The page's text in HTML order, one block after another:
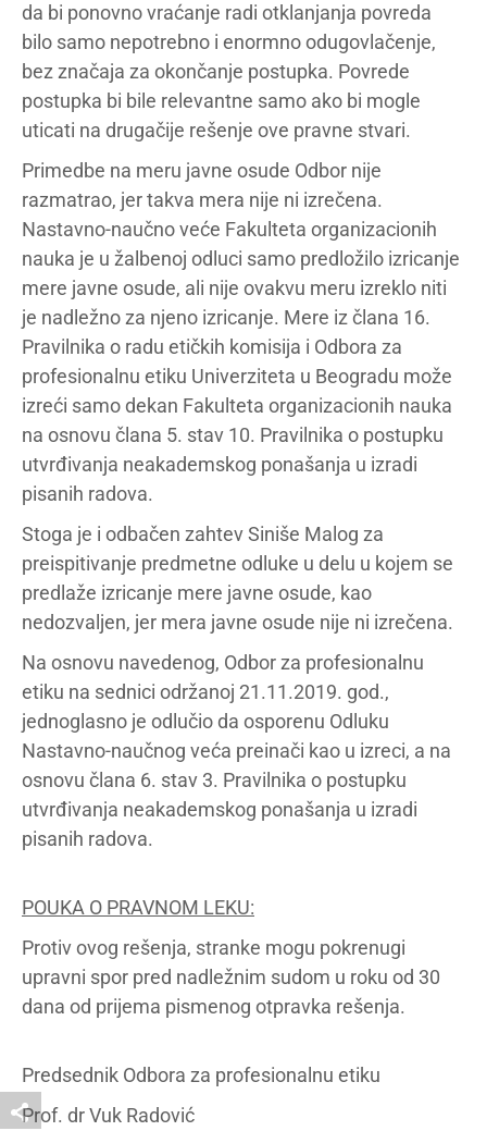
da bi ponovno vraćanje radi otklanjanja povreda
bilo samo nepotrebno i enormno odugovlačenje,
bez značaja za okončanje postupka. Povrede
postupka bi bile relevantne samo ako bi mogle
uticati na drugačije rešenje ove pravne stvari.
Primedbe na meru javne osude Odbor nije
razmatrao, jer takva mera nije ni izrečena.
Nastavno-naučno veće Fakulteta organizacionih
nauka je u žalbenoj odluci samo predložilo izricanje
mere javne osude, ali nije ovakvu meru izreklo niti
je nadležno za njeno izricanje. Mere iz člana 16.
Pravilnika o radu etičkih komisija i Odbora za
profesionalnu etiku Univerziteta u Beogradu može
izreći samo dekan Fakulteta organizacionih nauka
na osnovu člana 5. stav 10. Pravilnika o postupku
utvrđivanja neakademskog ponašanja u izradi
pisanih radova.
Stoga je i odbačen zahtev Siniše Malog za
preispitivanje predmetne odluke u delu u kojem se
predlaže izricanje mere javne osude, kao
nedozvaljen, jer mera javne osude nije ni izrečena.
Na osnovu navedenog, Odbor za profesionalnu
etiku na sednici održanoj 21.11.2019. god.,
jednoglasno je odlučio da osporenu Odluku
Nastavno-naučnog veća preinači kao u izreci, a na
osnovu člana 6. stav 3. Pravilnika o postupku
utvrđivanja neakademskog ponašanja u izradi
pisanih radova.
POUKA O PRAVNOM LEKU:
Protiv ovog rešenja, stranke mogu pokrenugi
upravni spor pred nadležnim sudom u roku od 30
dana od prijema pismenog otpravka rešenja.
Predsednik Odbora za profesionalnu etiku
Prof. dr Vuk Radović